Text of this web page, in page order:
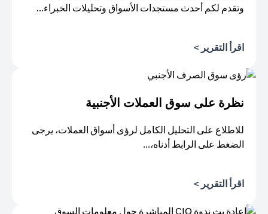
وتقدم لكم أحدث مستجدات الأسواق وتحليلات الخبراء...
اقرأ التقرير >
نظرة على سوق العملات الأجنبية
للاطلاع على التحليل الكامل لرؤى أسواق العملات، يرجى
الضغط على الرابط أدناه،...
اقرأ التقرير >